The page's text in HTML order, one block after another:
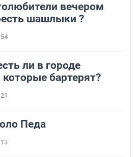
вечером
шашлыки ?
54
ли в городе
бартерят?
21
Педа
13